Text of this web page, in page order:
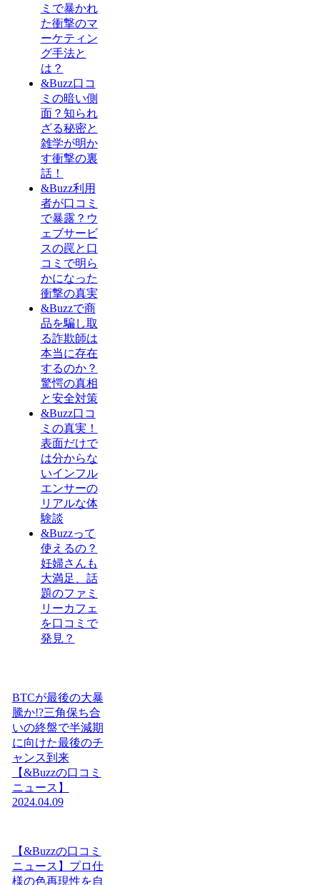
ミで暴かれ
た衝撃のマ
ーケティン
グ手法と
は？
&Buzz口コ
ミの暗い側
面？知られ
ざる秘密と
雑学が明か
す衝撃の裏
話！
&Buzz利用
者が口コミ
で暴露？ウ
ェブサービ
スの罠と口
コミで明ら
かになった
衝撃の真実
&Buzzで商
品を騙し取
る詐欺師は
本当に存在
するのか？
驚愕の真相
と安全対策
&Buzz口コ
ミの真実！
表面だけで
は分からな
いインフル
エンサーの
リアルな体
験談
&Buzzって
使えるの？
妊婦さんも
大満足、話
題のファミ
リーカフェ
を口コミで
発見？
BTCが最後の大暴
騰か!?三角保ち合
いの終盤で半減期
に向けた最後のチ
ャンス到来
【&Buzzの口コミ
ニュース】
2024.04.09
【&Buzzの口コミ
ニュース】プロ仕
様の色再現性を自